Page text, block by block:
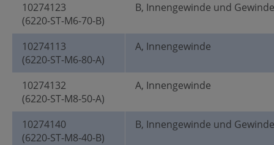
10274123
(6220-ST-M6-70-B)
B, Innengewinde und
10274113
(6220-ST-M6-80-A)
A, Innengewinde
10274132
(6220-ST-M8-50-A)
A, Innengewinde
10274140
(6220-ST-M8-40-B)
B, Innengewinde und